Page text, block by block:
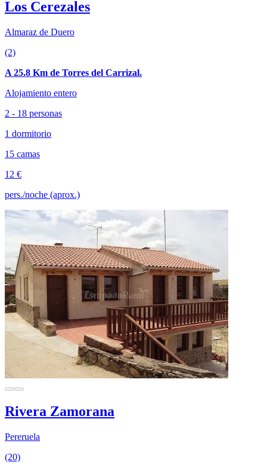
Los Cerezales
Almaraz de Duero
(2)
A 25.8 Km de Torres del Carrizal.
Alojamiento entero
2 - 18 personas
1 dormitorio
15 camas
12 €
pers./noche (aprox.)
Rivera Zamorana
Pereruela
(20)